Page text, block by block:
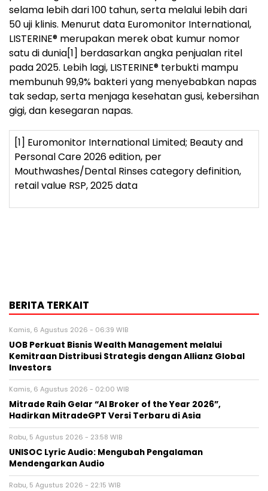
selama lebih dari 100 tahun, serta melalui lebih dari
50 uji klinis. Menurut data Euromonitor International,
LISTERINE® merupakan merek obat kumur nomor
satu di dunia[1] berdasarkan angka penjualan ritel
pada 2025. Lebih lagi, LISTERINE® terbukti mampu
membunuh 99,9% bakteri yang menyebabkan napas
tak sedap, serta menjaga kesehatan gusi, kebersihan
gigi, dan kesegaran napas.
[1] Euromonitor International Limited; Beauty and
Personal Care 2026 edition, per
Mouthwashes/Dental Rinses category definition,
retail value RSP, 2025 data
BERITA TERKAIT
Kamis, 6 Agustus 2026 - 06:39 WIB
UOB Perkuat Bisnis Wealth Management melalui
Kemitraan Distribusi Strategis dengan Allianz Global
Investors
Kamis, 6 Agustus 2026 - 02:00 WIB
Mitrade Raih Gelar “AI Broker of the Year 2026”,
Hadirkan MitradeGPT Versi Terbaru di Asia
Rabu, 5 Agustus 2026 - 23:58 WIB
UNISOC Lyric Audio: Mengubah Pengalaman
Mendengarkan Audio
Rabu, 5 Agustus 2026 - 22:15 WIB